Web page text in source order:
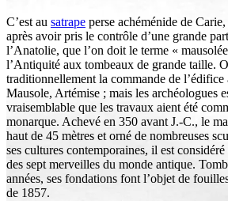
C’est au satrape perse achéménide de
après avoir pris le contrôle d’une grande
l’Anatolie, que l’on doit le terme «
l’Antiquité aux tombeaux de grande taille.
traditionnellement la commande de
Mausole, Artémise ; mais les archéologues
vraisemblable que les travaux aient été
monarque. Achevé en 350 avant J.-C., le
haut de 45 mètres et orné de nombreuses
ses cultures contemporaines, il est
des sept merveilles du monde antique.
années, ses fondations font l’objet de
de 1857.